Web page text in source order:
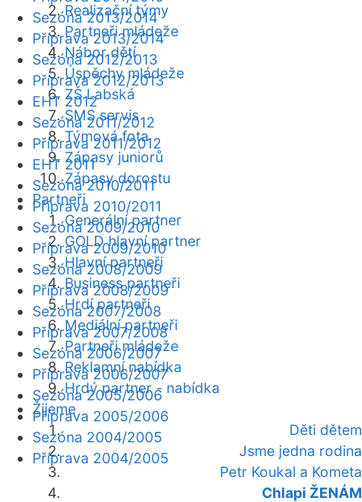
Realizační týmy
Partneři mládeže
Nábor dětí
Úspěchy mládeže
ZŠ Labská
SMS servis
Týmová fota
Zápasy juniorů
Zápasy dorostu
Partneři
Generální partner
GOLD hlavní partner
Hlavní partneři
Business partneři
Hrdí partneři
Mediální partneři
Partneři mládeže
Reklamní nabídka
Hrdý partner - nabídka
Žijeme
Děti dětem
Jsme jedna rodina
Petr Koukal a Kometa
Chlapi ŽENÁM
Sezóna 2013/2014
Příprava 2013/2014
Sezóna 2012/2013
Příprava 2012/2013
EHT 2012
Sezóna 2011/2012
Příprava 2011/2012
EHT 2011
Sezóna 2010/2011
Příprava 2010/2011
Sezóna 2009/2010
Příprava 2009/2010
Sezóna 2008/2009
Příprava 2008/2009
Sezóna 2007/2008
Příprava 2007/2008
Sezóna 2006/2007
Příprava 2006/2007
Sezóna 2005/2006
Příprava 2005/2006
Sezóna 2004/2005
Příprava 2004/2005